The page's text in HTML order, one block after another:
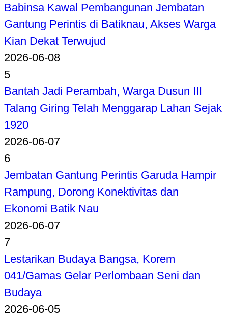
Babinsa Kawal Pembangunan Jembatan
Gantung Perintis di Batiknau, Akses Warga
Kian Dekat Terwujud
2026-06-08
5
Bantah Jadi Perambah, Warga Dusun III
Talang Giring Telah Menggarap Lahan Sejak
1920
2026-06-07
6
Jembatan Gantung Perintis Garuda Hampir
Rampung, Dorong Konektivitas dan
Ekonomi Batik Nau
2026-06-07
7
Lestarikan Budaya Bangsa, Korem
041/Gamas Gelar Perlombaan Seni dan
Budaya
2026-06-05